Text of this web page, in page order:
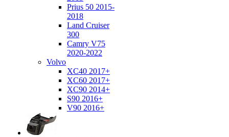
Prius 50 2015-
2018
Land Cruiser
300
Camry V75
2020-2022
Volvo
XC40 2017+
XC60 2017+
XC90 2014+
S90 2016+
V90 2016+